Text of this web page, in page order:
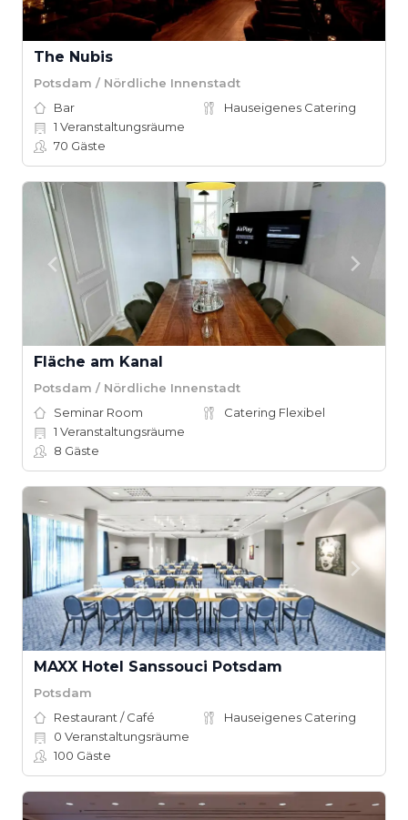
The Nubis
Potsdam / Nördliche Innenstadt
Bar
Hauseigenes Catering
1 Veranstaltungsräume
70 Gäste
Fläche am Kanal
Potsdam / Nördliche Innenstadt
Seminar Room
Catering Flexibel
1 Veranstaltungsräume
8 Gäste
MAXX Hotel Sanssouci Potsdam
Potsdam
Restaurant / Café
Hauseigenes Catering
0 Veranstaltungsräume
100 Gäste